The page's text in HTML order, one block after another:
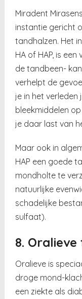
Miradent
instantie gericht
tandhalzen. Het
HA of HAP, is
de tandbeen-
verhelpt de
je in het
bleekmiddelen
je daar last van
Maar ook in
HAP een goede
mondholte te
natuurlijke
schadelijke
sulfaat).
8.
Oralieve is
droge mond-
een ziekte als